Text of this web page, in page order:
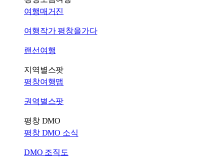
여행매거진
여행작가 평창을가다
랜선여행
지역별스팟
평창여행맵
권역별스팟
평창 DMO
평창 DMO 소식
DMO 조직도